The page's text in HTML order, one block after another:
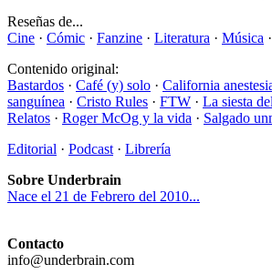
Reseñas de...
Cine · Cómic · Fanzine · Literatura · Música ·
Contenido original:
Bastardos · Café (y) solo · California
sanguínea · Cristo Rules · FTW · La siesta
Relatos · Roger McOg y la vida · Salgado
Editorial · Podcast · Librería
Sobre Underbrain
Nace el 21 de Febrero del 2010...
Contacto
info@underbrain.com